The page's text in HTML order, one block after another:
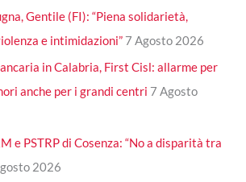
Gentile (FI): “Piena solidarietà,
e intimidazioni” 7 Agosto 2026
in Calabria, First Cisl: allarme per
anche per i grandi centri 7 Agosto
e PSTRP di Cosenza: “No a disparità tra
2026